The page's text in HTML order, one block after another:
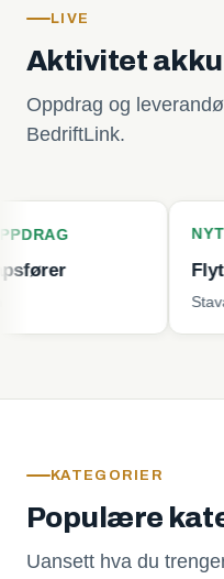
LIVE
Aktivitet
Oppdrag og
BedriftLink.
NYTT
Flyttevask
KATEGORIER
Populære
Uansett hva du